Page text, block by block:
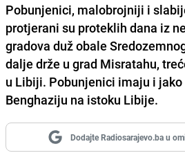
Pobunjenici, malobrojniji i
protjerani su proteklih dana iz
gradova duž obale
dalje drže u grad Misratahu,
u Libiji. Pobunjenici imaju i jako
Benghaziju na istoku Libije.
Dodajte Radiosarajevo.ba u